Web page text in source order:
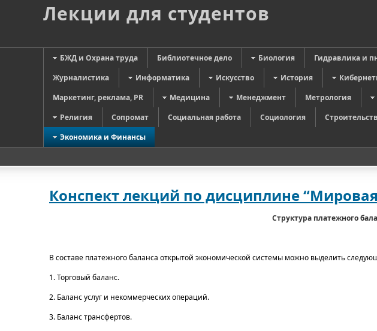
Лекции для студентов
БЖД и Охрана труда Библиотечное дело Биология Гидравлика и
Журналистика
Информатика Искусство История
Маркетинг, реклама, PR
Медицина Менеджмент Метрология
Религия
Сопромат Социальная работа Социология
Экономика и Финансы
Конспект лекций по дисциплине
Структура платежного
В составе платежного баланса открытой экономической системы можно выделить
1. Торговый баланс.
2. Баланс услуг и некоммерческих операций.
3. Баланс трансфертов.